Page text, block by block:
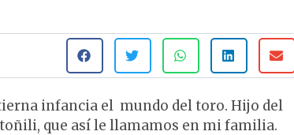
infancia el mundo del toro. Hijo del
que así le llamamos en mi familia.